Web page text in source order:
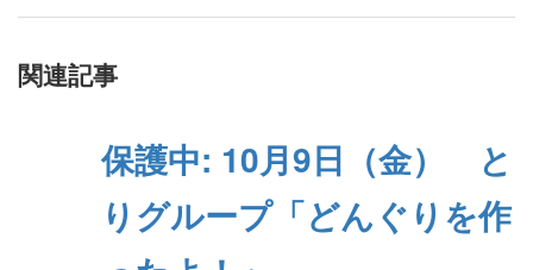
関連記事
保護中: 10月9日（金） と
りグループ「どんぐりを作